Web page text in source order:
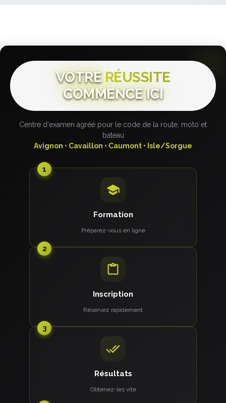
VOTRERÉUSSITE
COMMENCE ICI
Centre d'examen agréé pour le code de la route, moto et
bateau
Avignon • Cavaillon • Caumont • Isle/Sorgue
1
Formation
Préparez-vous en ligne
2
Inscription
Réservez rapidement
3
Résultats
Obtenez-les vite